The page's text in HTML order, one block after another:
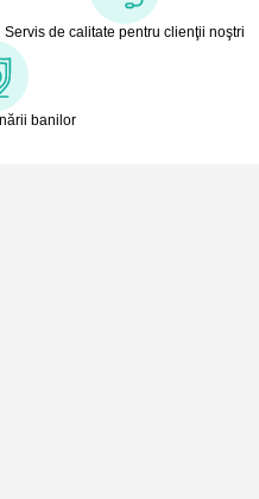
Servis de calitate pentru clienţii noştri
banilor